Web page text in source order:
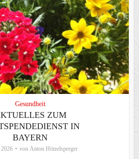
Gesundheit
ZUM
IN
BAYERN
von Anton Hötzelsperger